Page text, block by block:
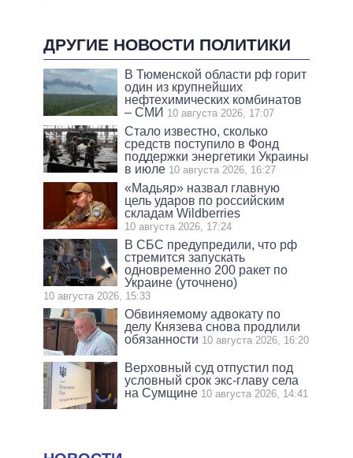
ДРУГИЕ НОВОСТИ ПОЛИТИКИ
В Тюменской области рф горит
один из крупнейших
нефтехимических комбинатов
– СМИ 10 августа 2026, 17:07
Стало известно, сколько
средств поступило в Фонд
поддержки энергетики Украины
в июле 10 августа 2026, 16:27
«Мадьяр» назвал главную
цель ударов по российским
складам Wildberries
10 августа 2026, 17:24
В СБС предупредили, что рф
стремится запускать
одновременно 200 ракет по
Украине (уточнено)
10 августа 2026, 15:33
Обвиняемому адвокату по
делу Князева снова продлили
обязанности 10 августа 2026, 16:20
Верховный суд отпустил под
условный срок экс-главу села
на Сумщине 10 августа 2026, 14:41